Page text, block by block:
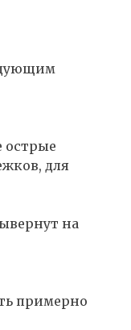
острые
для
на
примерно